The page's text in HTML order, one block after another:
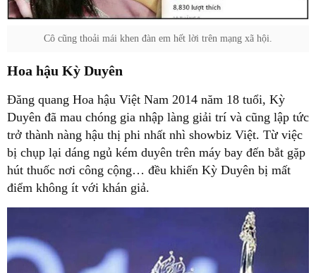
Cô cũng thoải mái khen đàn em hết lời trên mạng xã hội.
Hoa hậu Kỳ Duyên
Đăng quang Hoa hậu Việt Nam 2014 năm 18 tuổi, Kỳ
Duyên đã mau chóng gia nhập làng giải trí và cũng lập tức
trở thành nàng hậu thị phi nhất nhì showbiz Việt. Từ việc
bị chụp lại dáng ngủ kém duyên trên máy bay đến bắt gặp
hút thuốc nơi công cộng… đều khiến Kỳ Duyên bị mất
điểm không ít với khán giả.